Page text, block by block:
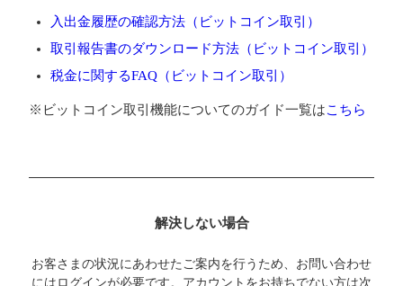
入出金履歴の確認方法（ビットコイン取引）
取引報告書のダウンロード方法（ビットコイン取引）
税金に関するFAQ（ビットコイン取引）
※ビットコイン取引機能についてのガイド一覧はこちら
解決しない場合
お客さまの状況にあわせたご案内を行うため、お問い合わせ
にはログインが必要です。アカウントをお持ちでない方は次